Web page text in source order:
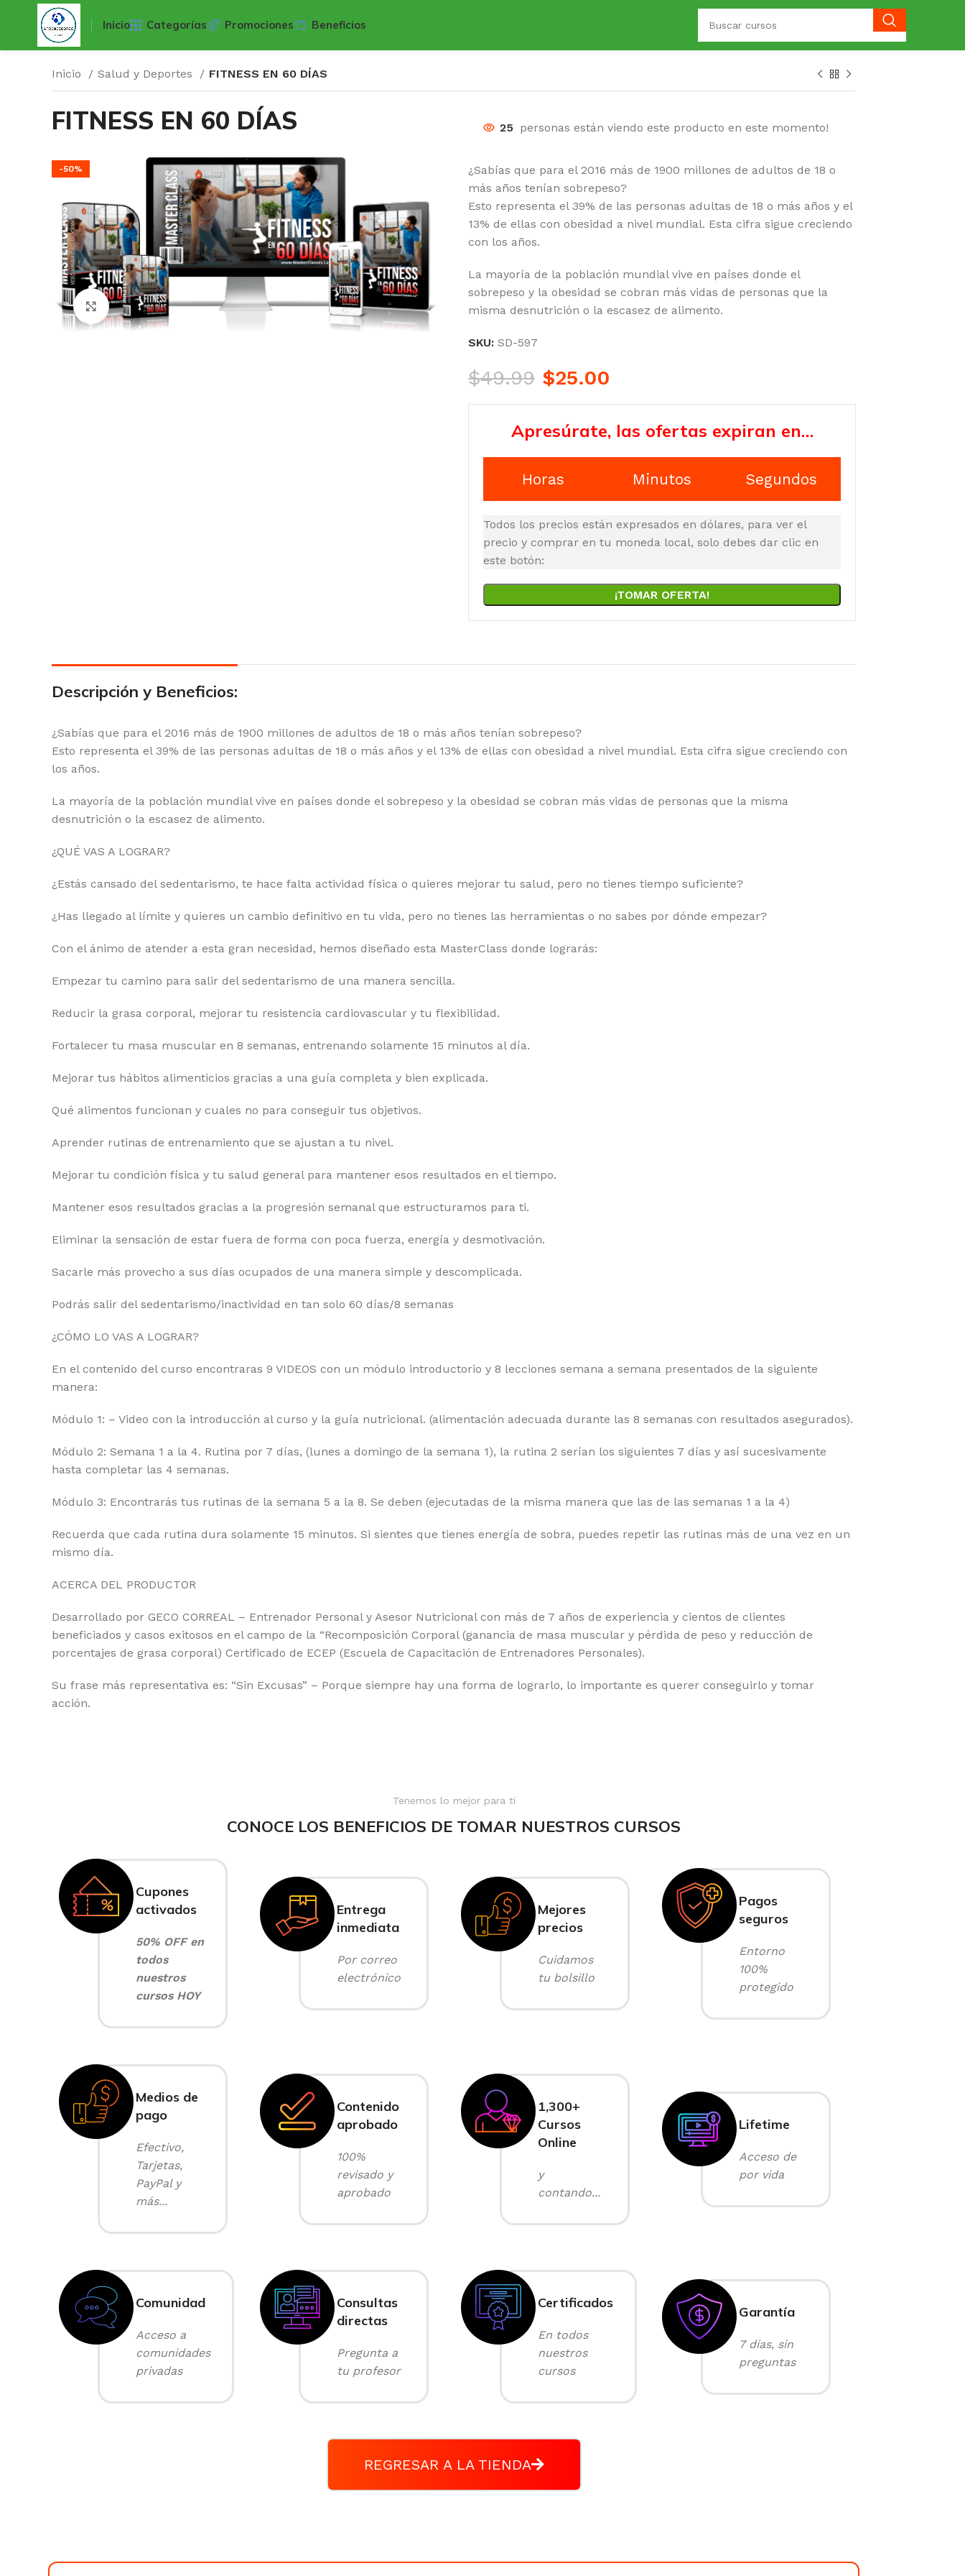
Inicio Categorías Promociones Beneficios
Inicio Salud y Deportes FITNESS EN 60 DÍAS
FITNESS EN 60 DÍAS
-50%
Click para agrandar
25 personas están viendo este producto en este momento!
¿Sabías que para el 2016 más de 1900 millones de adultos de 18 o
más años tenían sobrepeso?
Esto representa el 39% de las personas adultas de 18 o más años y el
13% de ellas con obesidad a nivel mundial. Esta cifra sigue creciendo
con los años.
La mayoría de la población mundial vive en países donde el
sobrepeso y la obesidad se cobran más vidas de personas que la
misma desnutrición o la escasez de alimento.
SKU: SD-597
$49.99 $25.00
Apresúrate, las ofertas expiran en…
Horas Minutos Segundos
Todos los precios están expresados en dólares, para ver el
precio y comprar en tu moneda local, solo debes dar clic en
este botón:
¡TOMAR OFERTA!
Descripción y Beneficios:
¿Sabías que para el 2016 más de 1900 millones de adultos de 18 o más años tenían sobrepeso?
Esto representa el 39% de las personas adultas de 18 o más años y el 13% de ellas con obesidad a nivel mundial. Esta cifra sigue creciendo con
los años.
La mayoría de la población mundial vive en países donde el sobrepeso y la obesidad se cobran más vidas de personas que la misma
desnutrición o la escasez de alimento.
¿QUÉ VAS A LOGRAR?
¿Estás cansado del sedentarismo, te hace falta actividad física o quieres mejorar tu salud, pero no tienes tiempo suficiente?
¿Has llegado al límite y quieres un cambio definitivo en tu vida, pero no tienes las herramientas o no sabes por dónde empezar?
Con el ánimo de atender a esta gran necesidad, hemos diseñado esta MasterClass donde lograrás:
Empezar tu camino para salir del sedentarismo de una manera sencilla.
Reducir la grasa corporal, mejorar tu resistencia cardiovascular y tu flexibilidad.
Fortalecer tu masa muscular en 8 semanas, entrenando solamente 15 minutos al día.
Mejorar tus hábitos alimenticios gracias a una guía completa y bien explicada.
Qué alimentos funcionan y cuales no para conseguir tus objetivos.
Aprender rutinas de entrenamiento que se ajustan a tu nivel.
Mejorar tu condición física y tu salud general para mantener esos resultados en el tiempo.
Mantener esos resultados gracias a la progresión semanal que estructuramos para ti.
Eliminar la sensación de estar fuera de forma con poca fuerza, energía y desmotivación.
Sacarle más provecho a sus días ocupados de una manera simple y descomplicada.
Podrás salir del sedentarismo/inactividad en tan solo 60 días/8 semanas
¿CÓMO LO VAS A LOGRAR?
En el contenido del curso encontraras 9 VIDEOS con un módulo introductorio y 8 lecciones semana a semana presentados de la siguiente
manera:
Módulo 1: – Video con la introducción al curso y la guía nutricional. (alimentación adecuada durante las 8 semanas con resultados asegurados).
Módulo 2: Semana 1 a la 4. Rutina por 7 días, (lunes a domingo de la semana 1), la rutina 2 serían los siguientes 7 días y así sucesivamente
hasta completar las 4 semanas.
Módulo 3: Encontrarás tus rutinas de la semana 5 a la 8. Se deben (ejecutadas de la misma manera que las de las semanas 1 a la 4)
Recuerda que cada rutina dura solamente 15 minutos. Si sientes que tienes energía de sobra, puedes repetir las rutinas más de una vez en un
mismo día.
ACERCA DEL PRODUCTOR
Desarrollado por GECO CORREAL – Entrenador Personal y Asesor Nutricional con más de 7 años de experiencia y cientos de clientes
beneficiados y casos exitosos en el campo de la “Recomposición Corporal (ganancia de masa muscular y pérdida de peso y reducción de
porcentajes de grasa corporal) Certificado de ECEP (Escuela de Capacitación de Entrenadores Personales).
Su frase más representativa es: “Sin Excusas” – Porque siempre hay una forma de lograrlo, lo importante es querer conseguirlo y tomar
acción.
Tenemos lo mejor para ti
CONOCE LOS BENEFICIOS DE TOMAR NUESTROS CURSOS
Cupones
activados
50% OFF en
todos
nuestros
cursos HOY
Entrega
inmediata
Por correo
electrónico
Mejores
precios
Cuidamos
tu bolsillo
Pagos
seguros
Entorno
100%
protegido
Medios de
pago
Efectivo,
Tarjetas,
PayPal y
más...
Contenido
aprobado
100%
revisado y
aprobado
1,300+
Cursos
Online
y
contando...
Lifetime
Acceso de
por vida
Comunidad
Acceso a
comunidades
privadas
Consultas
directas
Pregunta a
tu profesor
Certificados
En todos
nuestros
cursos
Garantía
7 días, sin
preguntas
REGRESAR A LA TIENDA